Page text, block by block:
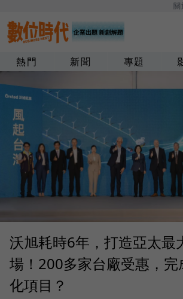
關
熱門 新聞 專題
沃旭耗時6年，打造亞太最
場！200多家台廠受惠，完
化項目？